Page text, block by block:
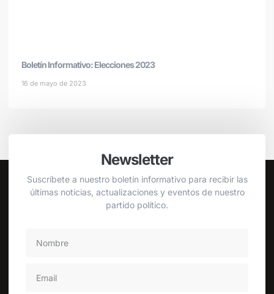
Boletín Informativo: Elecciones 2023
16 de mayo de 2023
Newsletter
Suscríbete a nuestro boletín informativo para recibir las
últimas noticias, actualizaciones y eventos de nuestro
partido político.